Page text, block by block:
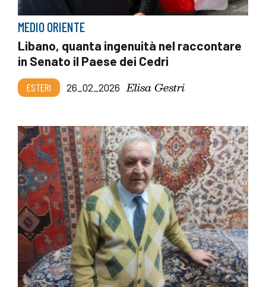
MEDIO ORIENTE
Libano, quanta ingenuità nel raccontare
in Senato il Paese dei Cedri
ESTERI 26_02_2026 Elisa Gestri